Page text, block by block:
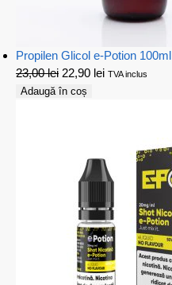
Propilen Glicol e-Potion 100ml
23,00lei 22,90 lei TVA inclus
Adaugă în coș